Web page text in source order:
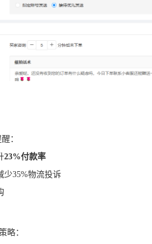
：
23%付款率
少35%物流投诉
略：